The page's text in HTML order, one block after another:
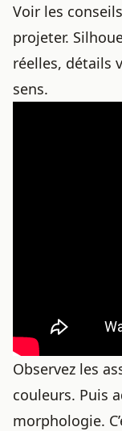
Voir les
projeter.
réelles, détails
sens.
Observez les
couleurs. Puis
morphologie.